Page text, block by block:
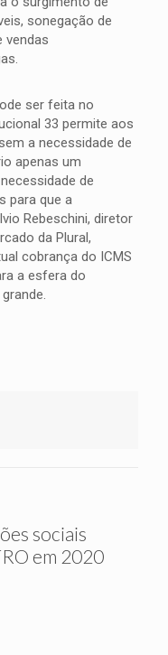
sonegação de
vendas
ser feita no
33 permite aos
a necessidade de
apenas um
de
para que a
Rebeschini, diretor
da Plural,
cobrança do ICMS
a esfera do
sociais
em 2020